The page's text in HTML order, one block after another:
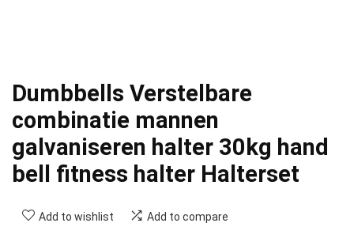
Dumbbells Verstelbare
combinatie mannen
galvaniseren halter 30kg hand
bell fitness halter Halterset
Add to wishlist Add to compare